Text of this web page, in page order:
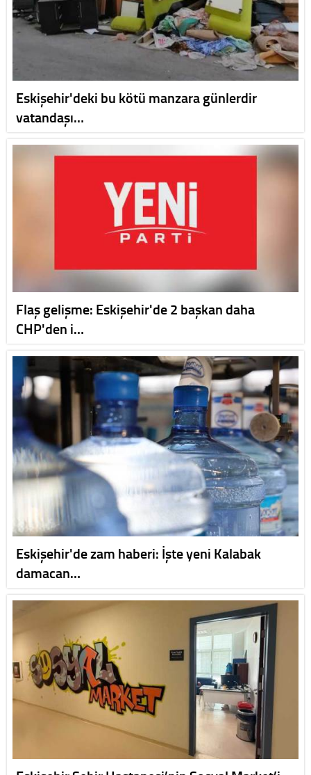
Eskişehir'deki bu kötü manzara günlerdir
vatandaşı…
Flaş gelişme: Eskişehir'de 2 başkan daha
CHP'den i…
Eskişehir'de zam haberi: İşte yeni Kalabak
damacan…